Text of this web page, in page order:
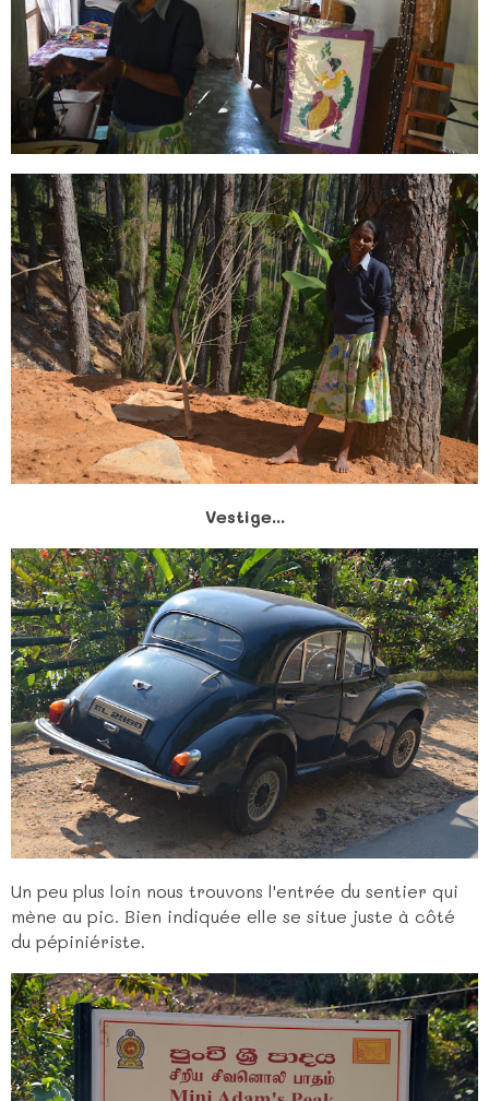
Vestige...
Un peu plus loin nous trouvons l'entrée du sentier qui
mène au pic. Bien indiquée elle se situe juste à côté
du pépiniériste.